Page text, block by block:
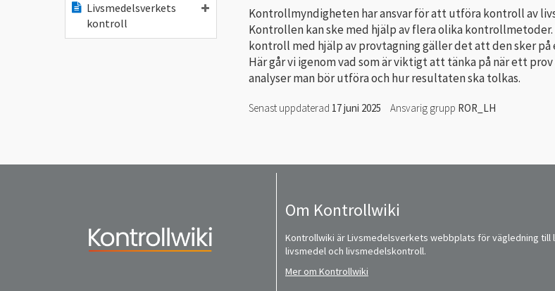
Livsmedelsverkets
kontroll
Kontrollmyndigheten har ansvar för att utföra kontroll av
Kontrollen kan ske med hjälp av flera olika
kontroll med hjälp av provtagning gäller det att den sker
Här går vi igenom vad som är viktigt att tänka på när ett
analyser man bör utföra och hur resultaten ska tolkas.
Senast uppdaterad 17 juni 2025 Ansvarig grupp ROR_LH
Om Kontrollwiki
Kontrollwiki är Livsmedelsverkets webbplats för vägledning till
livsmedel och livsmedelskontroll.
Mer om Kontrollwiki